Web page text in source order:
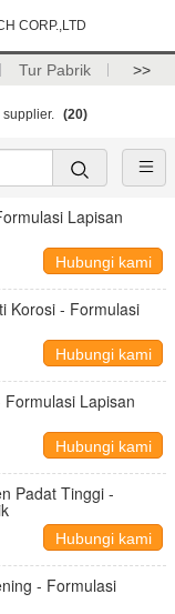
CORP.,LTD
Tur Pabrik >>
supplier. (20)
Lapisan
Hubungi kami
Korosi - Formulasi
Hubungi kami
Lapisan
Hubungi kami
Padat Tinggi -
Hubungi kami
- Formulasi